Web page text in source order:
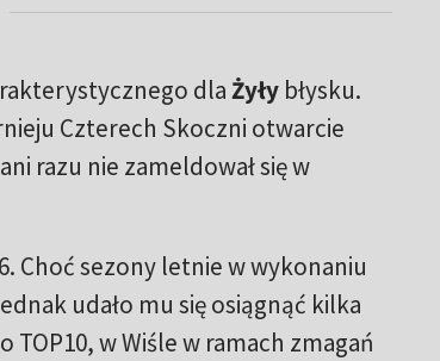
dlaŻyły błysku.
Czterech Skoczni otwarcie
razu nie zameldował się w
Choć sezony letnie w wykonaniu
udało mu się osiągnąć kilka
w Wiśle w ramach zmagań